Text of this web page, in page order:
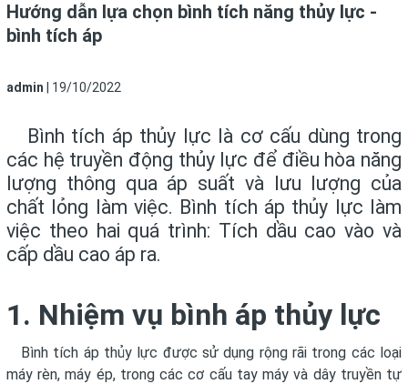
Hướng dẫn lựa chọn bình tích năng thủy lực -
bình tích áp
admin 19/10/2022
Bình tích áp thủy lực là cơ cấu dùng trong
các hệ truyền động thủy lực để điều hòa năng
lượng thông qua áp suất và lưu lượng của
chất lỏng làm việc. Bình tích áp thủy lực làm
việc theo hai quá trình: Tích dầu cao vào và
cấp dầu cao áp ra.
1. Nhiệm vụ bình áp thủy lực
Bình tích áp thủy lực được sử dụng rộng rãi trong các loại
máy rèn, máy ép, trong các cơ cấu tay máy và dây truyền tự